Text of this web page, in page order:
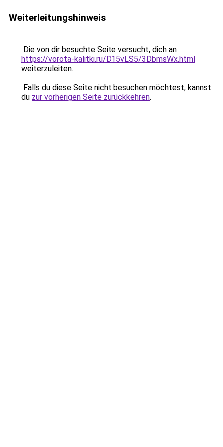
Weiterleitungshinweis
Die von dir besuchte Seite versucht, dich an
https://vorota-kalitki.ru/D15vLS5/3DbmsWx.html
weiterzuleiten.
Falls du diese Seite nicht besuchen möchtest, kannst
du zur vorherigen Seite zurückkehren.